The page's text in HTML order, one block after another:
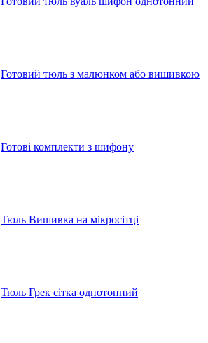
Готовий тюль з малюнком або вишивкою
Готові комплекти з шифону
Тюль Вишивка на мікросітці
Тюль Грек сітка однотонний